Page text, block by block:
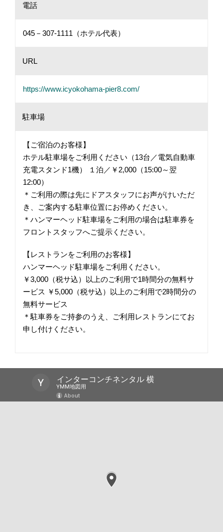
電話
045－307-1111（ホテル代表）
URL
https://www.icyokohama-pier8.com/
駐車場
【ご宿泊のお客様】
ホテル駐車場をご利用ください（13台／電気自動車
充電スタンド1機） １泊／￥2,000（15:00～翌
12:00）
＊ご利用の際は先にドアスタッフにお声がけいただ
き、ご案内する駐車位置にお停めください。
＊ハンマーヘッド駐車場をご利用の場合は駐車券を
フロントスタッフへご提示ください。
【レストランをご利用のお客様】
ハンマーヘッド駐車場をご利用ください。
￥3,000（税サ込）以上のご利用で1時間分の無料サ
ービス ￥5,000（税サ込）以上のご利用で2時間分の
無料サービス
＊駐車券をご持参のうえ、ご利用レストランにてお
申し付けください。